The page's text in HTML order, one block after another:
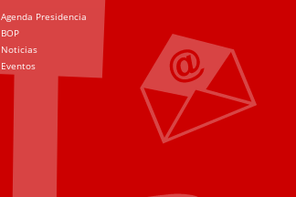
Agenda Presidencia
BOP
Noticias
Eventos